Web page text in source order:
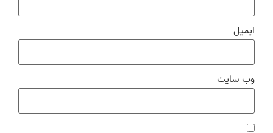
ایمیل
وب‌ سایت